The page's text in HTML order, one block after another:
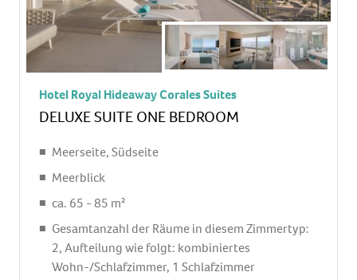
Schlafzimmer, deutsches Programm, Sat-TV,
Kabel-TV
Roomservice: 24 Stunden, gegen Gebühr,
Reinigungsservice: täglich, ohne Gebühr
separate Dusche, Badewanne im Zimmer,
Bademantel: ohne Gebühr, Slipper: ohne Gebühr,
Hotel Royal Hideaway Corales Suites
DELUXE SUITE ONE BEDROOM
Meerseite, Südseite
Meerblick
ca. 65 - 85 m²
Gesamtanzahl der Räume in diesem Zimmertyp:
2, Aufteilung wie folgt: kombiniertes
Wohn-/Schlafzimmer, 1 Schlafzimmer